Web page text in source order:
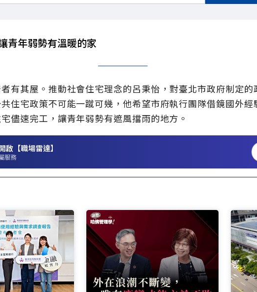
青年弱勢有溫暖的家
有其屋。推動社會住宅理念的呂秉怡，對臺北市政府制定的
住宅政策不可能一蹴可幾，他希望市府執行團隊借鏡國外經
儘速完工，讓青年弱勢有遮風擋雨的地方。
啟【職場雷達】
服務